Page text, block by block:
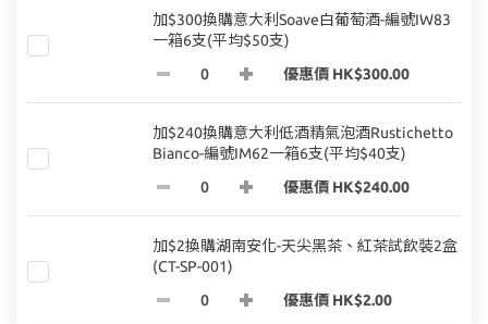
加$300換購意大利Soave白葡萄酒-編號IW83
一箱6支(平均$50支)
優惠價 HK$300.00
加$240換購意大利低酒精氣泡酒Rustichetto
Bianco-編號IM62一箱6支(平均$40支)
優惠價 HK$240.00
加$2換購湖南安化-天尖黑茶、紅茶試飲裝2盒
(CT-SP-001)
優惠價 HK$2.00